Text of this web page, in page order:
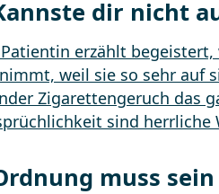
dir nicht
muss sein